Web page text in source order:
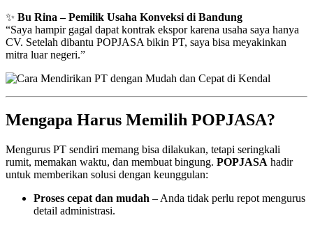
✨ Bu Rina – Pemilik Usaha Konveksi di Bandung
“Saya hampir gagal dapat kontrak ekspor karena usaha saya hanya
CV. Setelah dibantu POPJASA bikin PT, saya bisa meyakinkan
mitra luar negeri.”
Mengapa Harus Memilih POPJASA?
Mengurus PT sendiri memang bisa dilakukan, tetapi seringkali
rumit, memakan waktu, dan membuat bingung. POPJASA hadir
untuk memberikan solusi dengan keunggulan:
Proses cepat dan mudah – Anda tidak perlu repot mengurus
detail administrasi.